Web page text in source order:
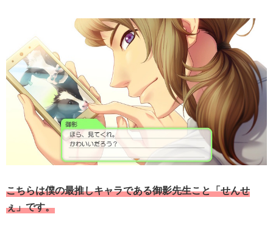
こちらは僕の最推しキャラである御影先生こと「せんせ
ぇ」です。